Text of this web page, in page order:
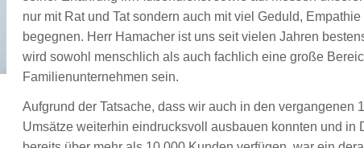
nur mit Rat und Tat sondern auch mit viel Geduld,
begegnen. Herr Hamacher ist uns seit vielen Jahren
wird sowohl menschlich als auch fachlich eine große
Familienunternehmen sein.
Aufgrund der Tatsache, dass wir auch in den vergangenen
Umsätze weiterhin eindrucksvoll ausbauen konnten und in